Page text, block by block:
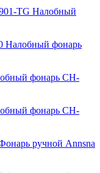
Налобный
Налобный фонарь
фонарь CH-
фонарь CH-
ручной Annsna